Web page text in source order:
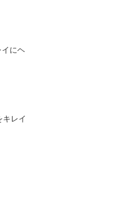
イにヘ
キレイ